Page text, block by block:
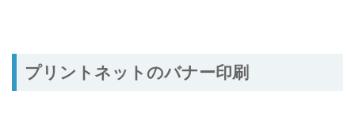
プリントネットのバナー印刷